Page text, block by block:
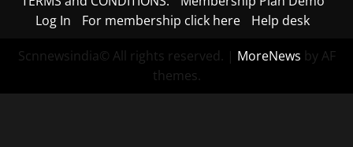
Log In
For membership click here Help desk
Scnnewsindia© All rights reserved. | MoreNews by AF
themes.